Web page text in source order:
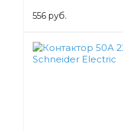
556 руб.